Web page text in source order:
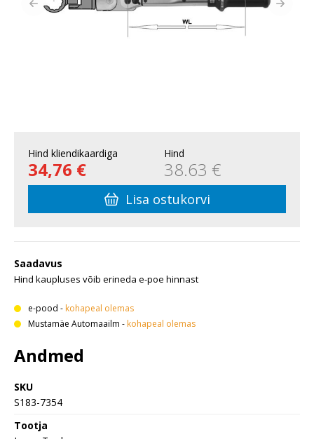
Hind kliendikaardiga
34,76 €
Hind
38.63 €
Lisa ostukorvi
Saadavus
Hind kaupluses võib erineda e-poe hinnast
e-pood - kohapeal olemas
Mustamäe Automaailm - kohapeal olemas
Andmed
SKU
S183-7354
Tootja